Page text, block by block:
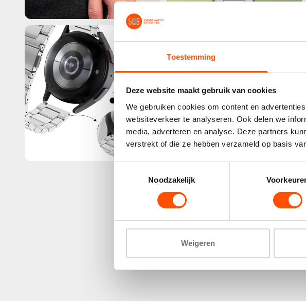
Toestemming
Deze website maakt gebruik van cookies
We gebruiken cookies om content en
websiteverkeer te analyseren. Ook delen we
media, adverteren en analyse. Deze partners
verstrekt of die ze hebben verzameld op basis
Noodzakelijk
Weigeren